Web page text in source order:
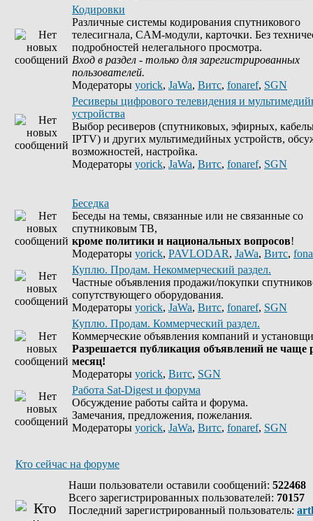
Кодировки
Различные системы кодирования спутникового
телесигнала, CAM-модули, карточки. Без
подробностей нелегального просмотра.
Вход в раздел - только для зарегистрированных
пользователей.
Модераторы yorick, JaWa, Витс, fonaref, SGN
Ресиверы цифрового телевидения и
устройства
Выбор ресиверов (спутниковых, эфирных,
IPTV) и других мультимедийных устройств,
возможностей, настройка.
Модераторы yorick, JaWa, Витс, fonaref, SGN
Беседка
Беседы на темы, связанные или не связанные со
спутниковым ТВ,
кроме политики и национальных вопросов!
Модераторы yorick, PAVLODAR, JaWa, Витс,
Куплю. Продам. Некоммерческий раздел.
Частные объявления продажи/покупки
сопутствующего оборудования.
Модераторы yorick, JaWa, Витс, fonaref, SGN
Куплю. Продам. Коммерческий раздел.
Коммерческие объявления компаний и
Разрешается публикация объявлений не чаще
месяц!
Модераторы yorick, Витс, SGN
Работа Sat-Digest и форума
Обсуждение работы сайта и форума.
Замечания, предложения, пожелания.
Модераторы yorick, JaWa, Витс, fonaref, SGN
Кто сейчас на форуме
Наши пользователи оставили сообщений: 522468
Всего зарегистрированных пользователей: 70157
Последний зарегистрированный пользователь: